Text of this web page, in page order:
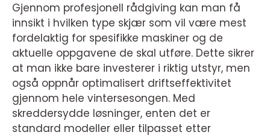
Gjennom profesjonell rådgiving kan man få
innsikt i hvilken type skjær som vil være mest
fordelaktig for spesifikke maskiner og de
aktuelle oppgavene de skal utføre. Dette sikrer
at man ikke bare investerer i riktig utstyr, men
også oppnår optimalisert driftseffektivitet
gjennom hele vintersesongen. Med
skreddersydde løsninger, enten det er
standard modeller eller tilpasset etter